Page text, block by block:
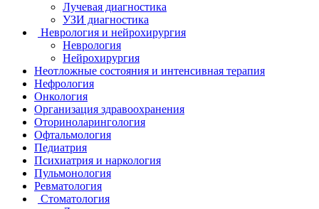
Лучевая диагностика
УЗИ диагностика
Неврология и нейрохирургия
Неврология
Нейрохирургия
Неотложные состояния и интенсивная терапия
Нефрология
Онкология
Организация здравоохранения
Оториноларингология
Офтальмология
Педиатрия
Психиатрия и наркология
Пульмонология
Ревматология
Стоматология